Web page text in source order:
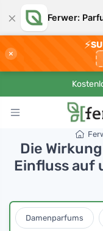
× Ferwer:
×
⚡
Die
Einfluss auf
Damenparfums